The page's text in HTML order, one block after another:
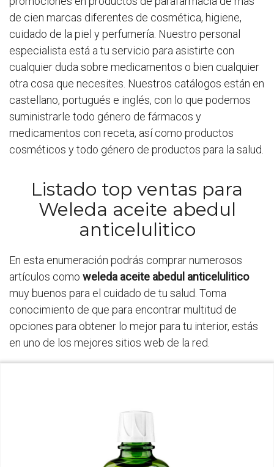
de cien marcas diferentes de cosmética, higiene,
cuidado de la piel y perfumería. Nuestro personal
especialista está a tu servicio para asistirte con
cualquier duda sobre medicamentos o bien cualquier
otra cosa que necesites. Nuestros catálogos están en
castellano, portugués e inglés, con lo que podemos
suministrarle todo género de fármacos y
medicamentos con receta, así como productos
cosméticos y todo género de productos para la salud.
Listado top ventas para
Weleda aceite abedul
anticelulitico
En esta enumeración podrás comprar numerosos
artículos como weleda aceite abedul anticelulitico
muy buenos para el cuidado de tu salud. Toma
conocimiento de que para encontrar multitud de
opciones para obtener lo mejor para tu interior, estás
en uno de los mejores sitios web de la red.